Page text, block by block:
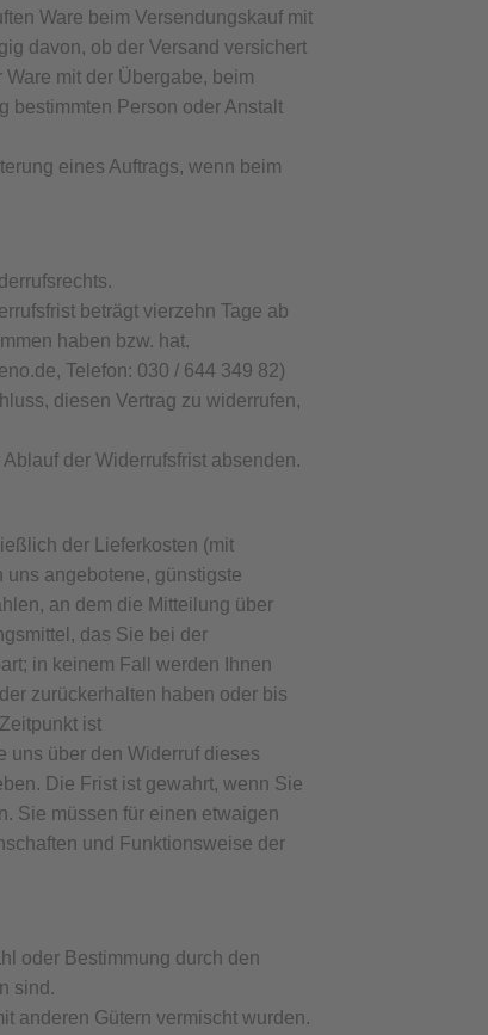
Ware beim Versendungskauf mit
davon, ob der Versand versichert
mit der Übergabe, beim
bestimmten Person oder Anstalt
eines Auftrags, wenn beim
beträgt vierzehn Tage ab
haben bzw. hat.
Telefon: 030 / 644 349 82)
diesen Vertrag zu widerrufen,
der Widerrufsfrist absenden.
der Lieferkosten (mit
angebotene, günstigste
an dem die Mitteilung über
das Sie bei der
in keinem Fall werden Ihnen
zurückerhalten haben oder bis
ist
uns über den Widerruf dieses
Die Frist ist gewahrt, wenn Sie
Sie müssen für einen etwaigen
und Funktionsweise der
oder Bestimmung durch den
sind.
anderen Gütern vermischt wurden.